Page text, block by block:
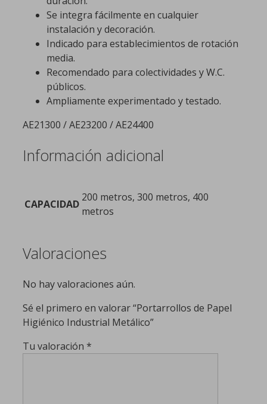
Se integra fácilmente en cualquier
instalación y decoración.
Indicado para establecimientos de rotación
media.
Recomendado para colectividades y W.C.
públicos.
Ampliamente experimentado y testado.
AE21300 / AE23200 / AE24400
Información adicional
CAPACIDAD
200 metros, 300 metros, 400
metros
Valoraciones
No hay valoraciones aún.
Sé el primero en valorar “Portarrollos de Papel
Higiénico Industrial Metálico”
Tu valoración *